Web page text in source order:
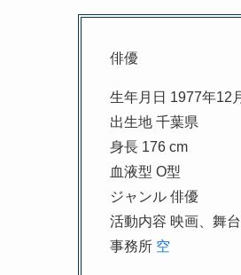
俳優
生年月日 1977年12
出生地 千葉県
身長 176 cm
血液型 O型
ジャンル 俳優
活動内容 映画、舞
事務所 空